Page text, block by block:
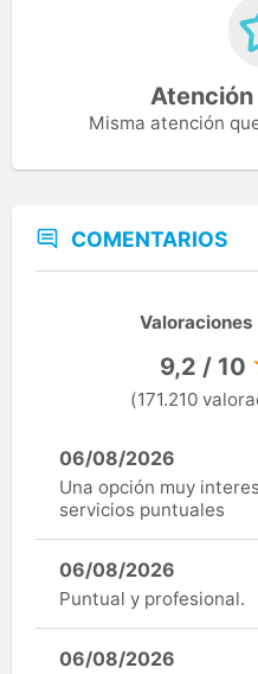
Misma atención
COMENTARIOS
9,2 / 10
(171.210
06/08/2026
Una opción muy
servicios puntuales
06/08/2026
Puntual y profesional.
06/08/2026